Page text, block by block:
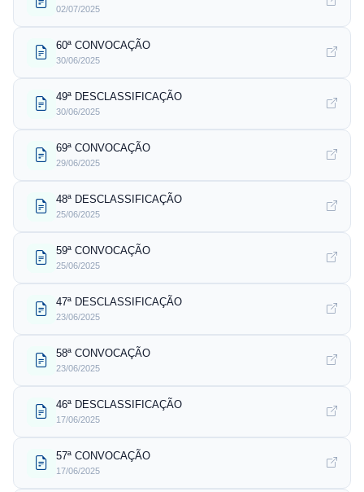
02/07/2025
60ª CONVOCAÇÃO
30/06/2025
49ª DESCLASSIFICAÇÃO
30/06/2025
69ª CONVOCAÇÃO
29/06/2025
48ª DESCLASSIFICAÇÃO
25/06/2025
59ª CONVOCAÇÃO
25/06/2025
47ª DESCLASSIFICAÇÃO
23/06/2025
58ª CONVOCAÇÃO
23/06/2025
46ª DESCLASSIFICAÇÃO
17/06/2025
57ª CONVOCAÇÃO
17/06/2025